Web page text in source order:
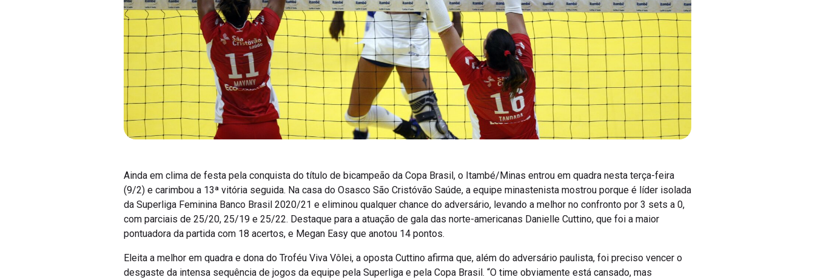
Ainda em clima de festa pela conquista do título de bicampeão da Copa Brasil, o Itambé/Minas entrou em quadra nesta terça-feira
(9/2) e carimbou a 13ª vitória seguida. Na casa do Osasco São Cristóvão Saúde, a equipe minastenista mostrou porque é líder isolada
da Superliga Feminina Banco Brasil 2020/21 e eliminou qualquer chance do adversário, levando a melhor no confronto por 3 sets a 0,
com parciais de 25/20, 25/19 e 25/22. Destaque para a atuação de gala das norte-americanas Danielle Cuttino, que foi a maior
pontuadora da partida com 18 acertos, e Megan Easy que anotou 14 pontos.
Eleita a melhor em quadra e dona do Troféu Viva Vôlei, a oposta Cuttino afirma que, além do adversário paulista, foi preciso vencer o
desgaste da intensa sequência de jogos da equipe pela Superliga e pela Copa Brasil. “O time obviamente está cansado, mas